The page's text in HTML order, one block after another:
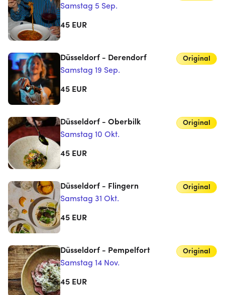
Samstag 5 Sep.
45 EUR
Düsseldorf - Derendorf
Samstag 19 Sep.
Original
45 EUR
Düsseldorf - Oberbilk
Samstag 10 Okt.
Original
45 EUR
Düsseldorf - Flingern
Samstag 31 Okt.
Original
45 EUR
Düsseldorf - Pempelfort
Samstag 14 Nov.
Original
45 EUR